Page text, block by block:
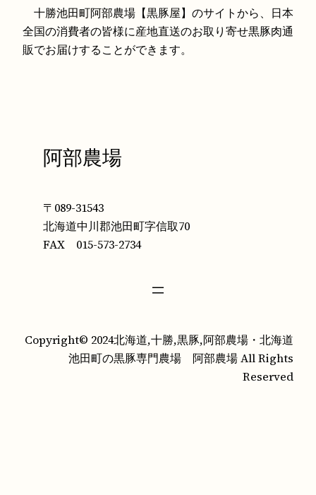
十勝池田町阿部農場【黒豚屋】のサイトから、日本
全国の消費者の皆様に産地直送のお取り寄せ黒豚肉通
販でお届けすることができます。
阿部農場
〒089-31543
北海道中川郡池田町字信取70
FAX 015-573-2734
Copyright© 2024北海道,十勝,黒豚,阿部農場・北海道
池田町の黒豚専門農場 阿部農場 All Rights
Reserved